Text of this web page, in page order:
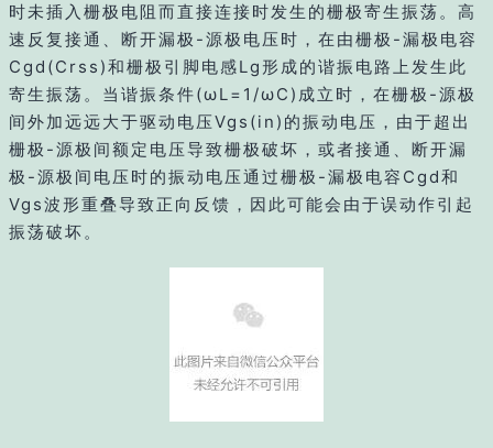
时未插入栅极电阻而直接连接时发生的栅极寄生振荡。高
速反复接通、断开漏极-源极电压时，在由栅极-漏极电容
Cgd(Crss)和栅极引脚电感Lg形成的谐振电路上发生此
寄生振荡。当谐振条件(ωL=1/ωC)成立时，在栅极-源极
间外加远远大于驱动电压Vgs(in)的振动电压，由于超出
栅极-源极间额定电压导致栅极破坏，或者接通、断开漏
极-源极间电压时的振动电压通过栅极-漏极电容Cgd和
Vgs波形重叠导致正向反馈，因此可能会由于误动作引起
振荡破坏。